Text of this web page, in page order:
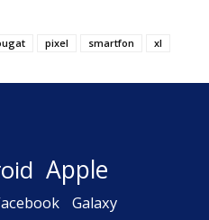
pixel smartfon xl
Apple
Galaxy